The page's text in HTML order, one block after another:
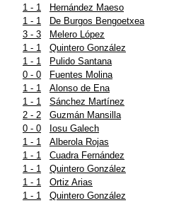
1 - 1 Hernández Maeso
1 - 1 De Burgos Bengoetxea
3 - 3 Melero López
1 - 1 Quintero González
1 - 1 Pulido Santana
0 - 0 Fuentes Molina
1 - 1 Alonso de Ena
1 - 1 Sánchez Martínez
2 - 2 Guzmán Mansilla
0 - 0 Iosu Galech
1 - 1 Alberola Rojas
1 - 1 Cuadra Fernández
1 - 1 Quintero González
1 - 1 Ortiz Arias
1 - 1 Quintero González